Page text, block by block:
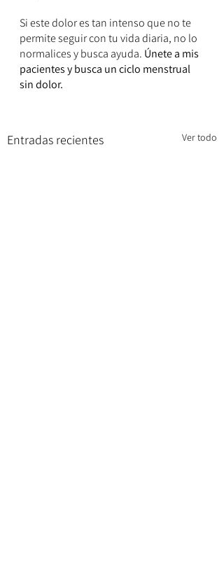
Si este dolor es tan intenso que no te
permite seguir con tu vida diaria, no lo
normalices y busca ayuda. Únete a mis
pacientes y busca un ciclo menstrual
sin dolor.
Entradas recientes Ver todo